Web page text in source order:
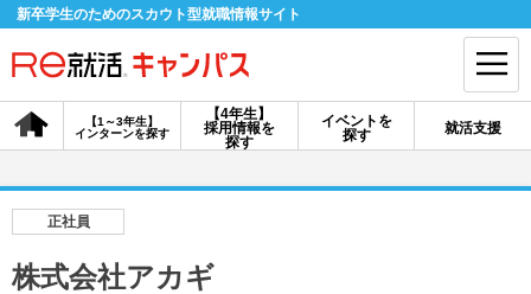
新卒学生のためのスカウト型就職情報サイト
【4年生】
採用情報を
探す
【1～3年生】
インターンを探す
イベントを
探す
就活支援
会員登録 ログイン
正社員
株式会社アカギ